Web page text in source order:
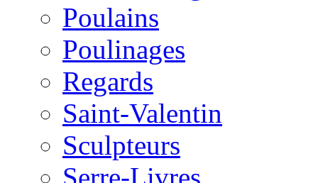
Poulains
Poulinages
Regards
Saint-Valentin
Sculpteurs
Serre-Livres